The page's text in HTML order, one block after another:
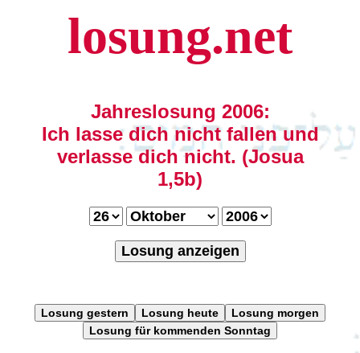
losung.net
Jahreslosung 2006:
Ich lasse dich nicht fallen und
verlasse dich nicht. (Josua
1,5b)
Losung anzeigen
Losung gestern Losung heute
Losung morgen
Losung für kommenden Sonntag